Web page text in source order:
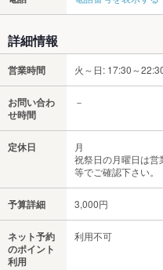
詳細情報
営業時間 火～日: 17:30～
お問い合わ
せ時間
－
定休日
月
祝祭日の月曜日は営
等でご確認下さい。
予算詳細 3,000円
ネット予約
のポイント
利用
利用不可